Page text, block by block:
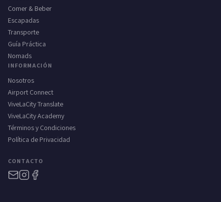
Comer & Beber
Escapadas
Transporte
Guía Práctica
Nomads
INFORMACIÓN
Nosotros
Airport Connect
ViveLaCity Translate
ViveLaCity Academy
Términos y Condiciones
Política de Privacidad
CONTACTO